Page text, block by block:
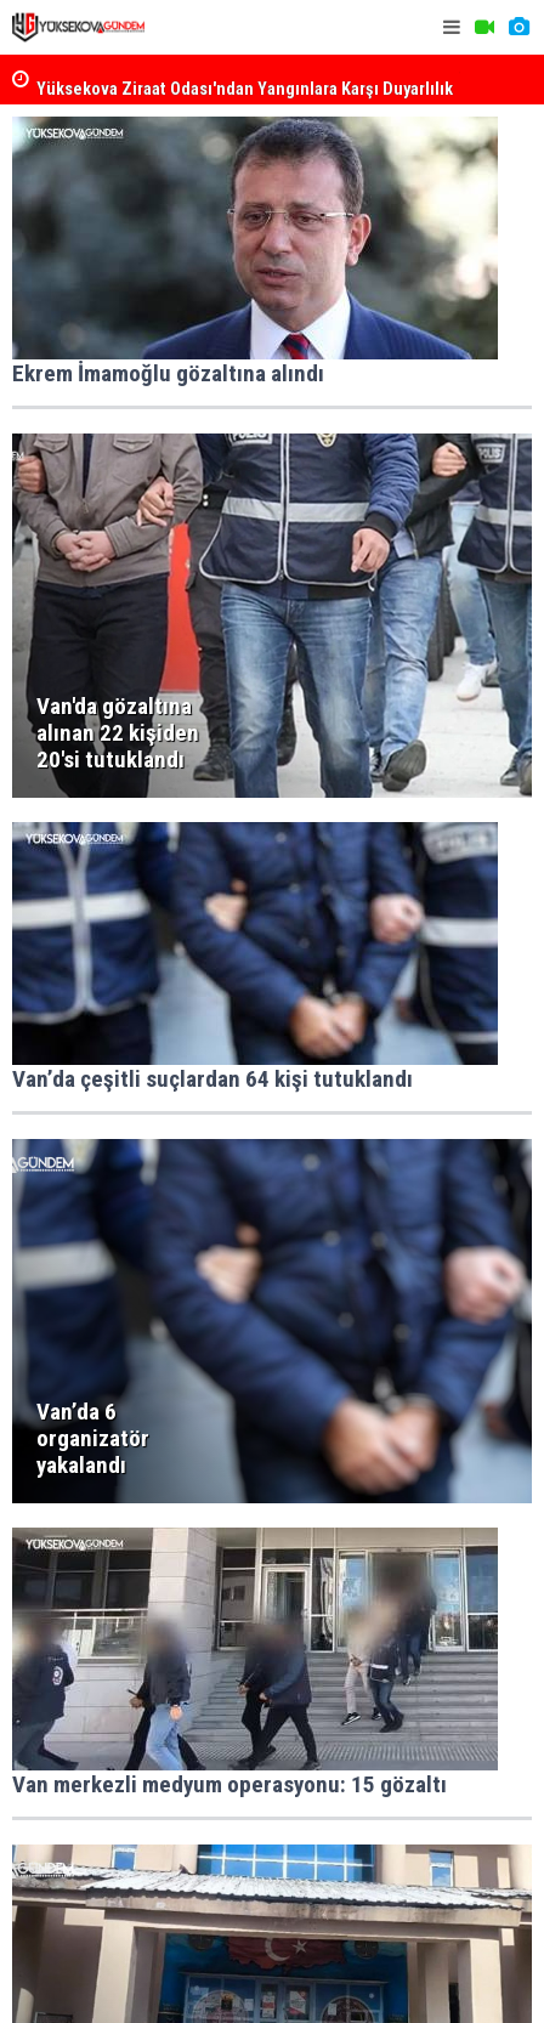
Yüksekova Ziraat Odası'ndan Yangınlara Karşı Duyarlılık
Çağrısı
Ekrem İmamoğlu gözaltına alındı
Van'da gözaltına
alınan 22 kişiden
20'si tutuklandı
Van’da çeşitli suçlardan 64 kişi tutuklandı
Van’da 6
organizatör
yakalandı
Van merkezli medyum operasyonu: 15 gözaltı